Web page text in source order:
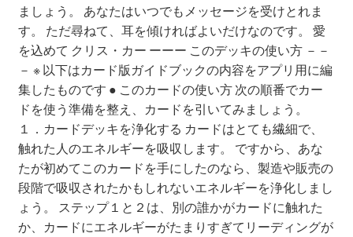
【重要なお知らせ】「ドリーン・バーチューのオラクル
カードアプリ」サービス終了について
【重要なお知らせ】iOS15における動作不具合について
（9/27）
【重要なお知らせ】iOS動作不具合について（8/16）
FAQ
アプリ起動時同意画面
ましょう。 あなたはいつでもメッセージを受けとれま
す。 ただ尋ねて、耳を傾ければよいだけなのです。 愛
を込めて クリス・カー ーーー このデッキの使い方 －－
－ ※ 以下はカード版ガイドブックの内容をアプリ用に編
集したものです ● このカードの使い方 次の順番でカー
ドを使う準備を整え、カードを引いてみましょう。
１．カードデッキを浄化する カードはとても繊細で、
触れた人のエネルギーを吸収します。 ですから、あな
たが初めてこのカードを手にしたのなら、製造や販売の
段階で吸収されたかもしれないエネルギーを浄化しまし
ょう。 ステップ１と２は、別の誰かがカードに触れた
か、カードにエネルギーがたまりすぎてリーディングが